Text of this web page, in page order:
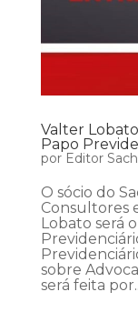
Valter
Papo
por Editor
O sócio do
Consultores
Lobato será
sobre
será feita